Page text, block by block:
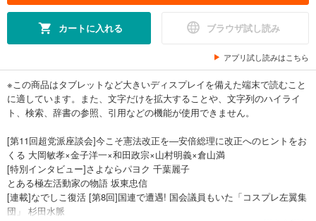
カートに入れる ブラウザ試し読み
アプリ試し読みはこちら
※この商品はタブレットなど大きいディスプレイを備えた端末で読むこと
に適しています。また、文字だけを拡大することや、文字列のハイライ
ト、検索、辞書の参照、引用などの機能が使用できません。
[第11回超党派座談会]今こそ憲法改正を―安倍総理に改正へのヒントをお
くる 大岡敏孝×金子洋一×和田政宗×山村明義×倉山満
[特別インタビュー]さよならパヨク 千葉麗子
とある極左活動家の物語 坂東忠信
[連載]なでしこ復活 [第8回]国連で遭遇! 国会議員もいた「コスプレ左翼集
団」 杉田水脈